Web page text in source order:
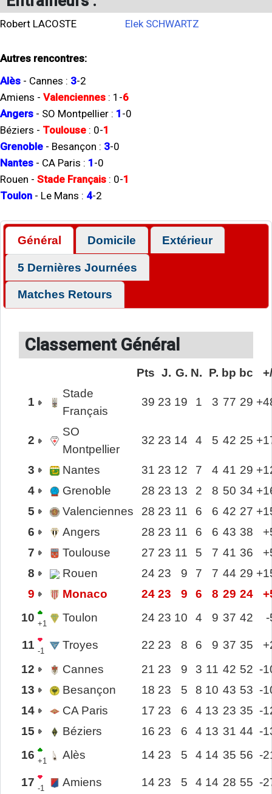
Robert LACOSTE Elek SCHWARTZ
Autres rencontres:
Alès - Cannes : 3-2
Amiens - Valenciennes : 1 -6
Angers - SO Montpellier : 1 -0
Béziers - Toulouse : 0-1
Grenoble - Besançon : 3-0
Nantes - CA Paris : 1 -0
Rouen - Stade Français : 0-1
Toulon - Le Mans : 4-2
Général Domicile Extérieur
5 Dernières Journées
Matches Retours
Classement Général
Pts J. G. N. P. bp bc
1
Stade
Français
39 23 19 1 3 77 29
2
SO
Montpellier
32 23 14 4 5 42 25
3 Nantes 31 23 12 7 4 41 29
4
Grenoble 28 23 13 2 8 50 34
5
Valenciennes 28 23 11 6 6 42 27
6
Angers 28 23 11 6 6 43 38
7
Toulouse 27 23 11 5 7 41 36
8
Rouen 24 23 9 7 7 44 29
9
Monaco 24 23 9 6 8 29 24
10 +1 Toulon 24 23 10 4 9 37 42 -
11 -1 Troyes 22 23 8 6 9 37 35
12
Cannes 21 23 9 3 11 42 52 -
13
Besançon 18 23 5 8 10 43 53 -
14
CA Paris 17 23 6 4 13 23 35 -
15
Béziers 16 23 6 4 13 31 44 -
16 +1 Alès 14 23 5 4 14 35 56 -
17 -1 Amiens 14 23 5 4 14 28 55 -